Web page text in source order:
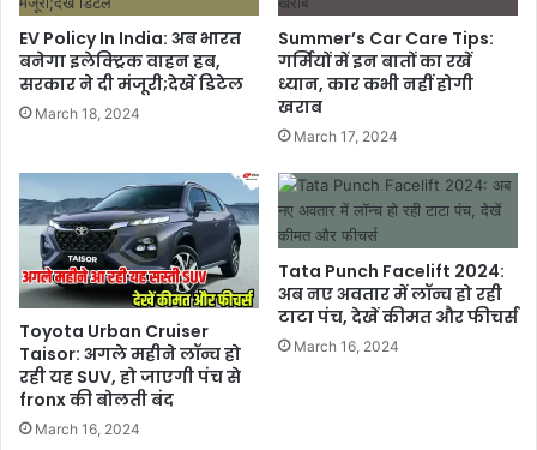
EV Policy In India: अब भारत
बनेगा इलेक्ट्रिक वाहन हब,
सरकार ने दी मंजूरी;देखें डिटेल
March 18, 2024
Summer’s Car Care Tips:
गर्मियों में इन बातों का रखें
ध्यान, कार कभी नहीं होगी
खराब
March 17, 2024
Toyota Urban Cruiser
Taisor: अगले महीने लॉन्च हो
रही यह SUV, हो जाएगी पंच से
fronx की बोलती बंद
March 16, 2024
Tata Punch Facelift 2024:
अब नए अवतार में लॉन्च हो रही
टाटा पंच, देखें कीमत और फीचर्स
March 16, 2024